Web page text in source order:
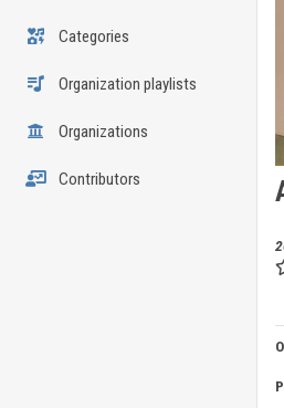
Categories
Organization playlists
Organizations
Contributors